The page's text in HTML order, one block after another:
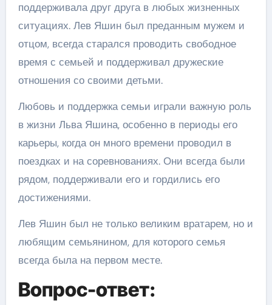
поддерживала друг друга в любых жизненных
ситуациях. Лев Яшин был преданным мужем и
отцом, всегда старался проводить свободное
время с семьей и поддерживал дружеские
отношения со своими детьми.
Любовь и поддержка семьи играли важную роль
в жизни Льва Яшина, особенно в периоды его
карьеры, когда он много времени проводил в
поездках и на соревнованиях. Они всегда были
рядом, поддерживали его и гордились его
достижениями.
Лев Яшин был не только великим вратарем, но и
любящим семьянином, для которого семья
всегда была на первом месте.
Вопрос-ответ: